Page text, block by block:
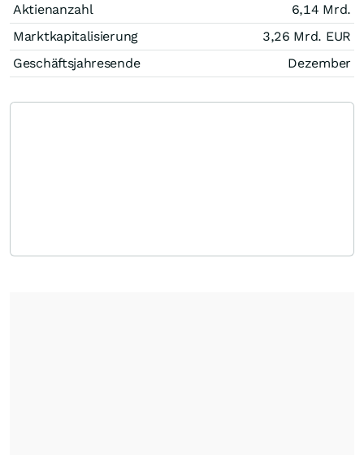
Aktienanzahl
6,14 Mrd.
Marktkapitalisierung
3,26 Mrd. EUR
Geschäftsjahresende
Dezember